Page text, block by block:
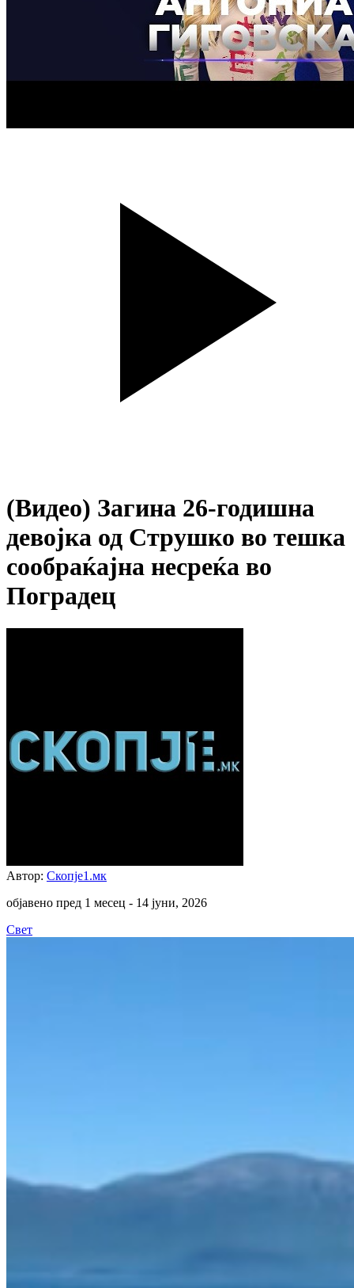
(Видео) Загина 26-годишна
девојка од Струшко во тешка
сообраќајна несреќа во
Поградец
Автор: Скопје1.мк
објавено пред 1 месец - 14 јуни, 2026
Свет